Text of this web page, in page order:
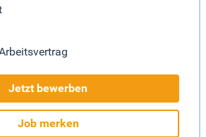
Jetzt bewerben
Job merken